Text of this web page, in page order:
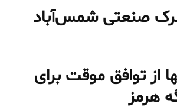
صنعتی شمس‌آباد
از توافق موقت برای
هرمز